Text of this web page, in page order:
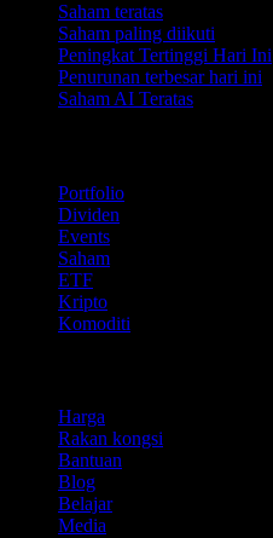
Saham teratas
Saham paling diikuti
Peningkat Tertinggi Hari Ini
Penurunan terbesar hari ini
Saham AI Teratas
Portfolio
Dividen
Events
Saham
ETF
Kripto
Komoditi
Harga
Rakan kongsi
Bantuan
Blog
Belajar
Media